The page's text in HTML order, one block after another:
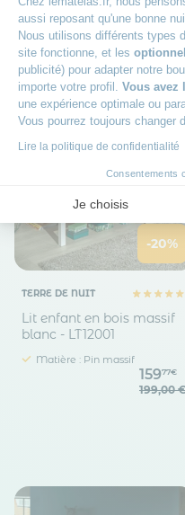
aussi reposant qu'une bonne
Nous utilisons différents types
site fonctionne, et les
publicité) pour adapter notre
importe votre profil. Vous avez
une expérience optimale ou
Vous pourrez toujours changer
Lire la politique de confidentialité
Consentements
Je choisis
Axeptio consent
Plateforme de Gestion du
Notre plateforme vous
231
329,00 €
-20%
TERRE DE NUIT
Lit enfant en bois massif
blanc - LT12001
Matière : Pin massif
15977€
199,00